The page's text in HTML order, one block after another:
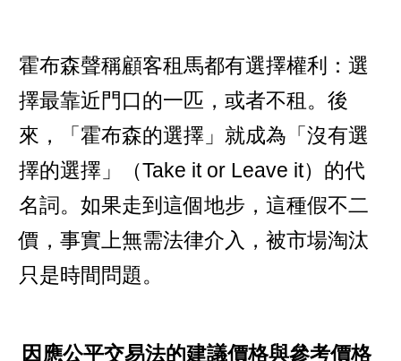
霍布森聲稱顧客租馬都有選擇權利：選
擇最靠近門口的一匹，或者不租。後
來，「霍布森的選擇」就成為「沒有選
擇的選擇」（Take it or Leave it）的代
名詞。如果走到這個地步，這種假不二
價，事實上無需法律介入，被市場淘汰
只是時間問題。
因應公平交易法的建議價格與參考價格